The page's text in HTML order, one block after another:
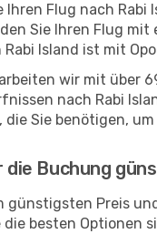
Ihren Flug nach
Sie Ihren Flug
Rabi Island ist mit
wir mit über
nach Rabi
die Sie benötigen,
Buchung
günstigsten Preis
die besten Optionen